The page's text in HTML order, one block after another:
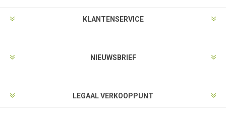
KLANTENSERVICE
NIEUWSBRIEF
LEGAAL VERKOOPPUNT